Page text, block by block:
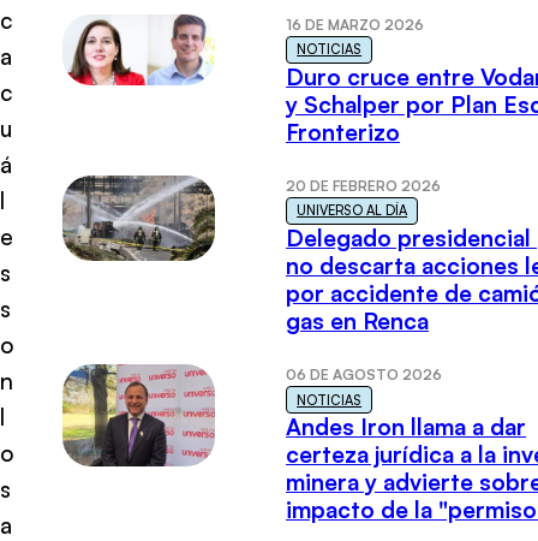
c
a
c
u
á
l
e
s
s
o
n
l
o
s
a
16 DE MARZO 2026
NOTICIAS
Duro cruce entre
y Schalper por Plan
Fronterizo
20 DE FEBRERO 2026
UNIVERSO AL DÍA
Delegado presidencial
no descarta acciones
por accidente de
gas en Renca
06 DE AGOSTO 2026
NOTICIAS
Andes Iron llama a dar
certeza jurídica a la
minera y advierte
impacto de la